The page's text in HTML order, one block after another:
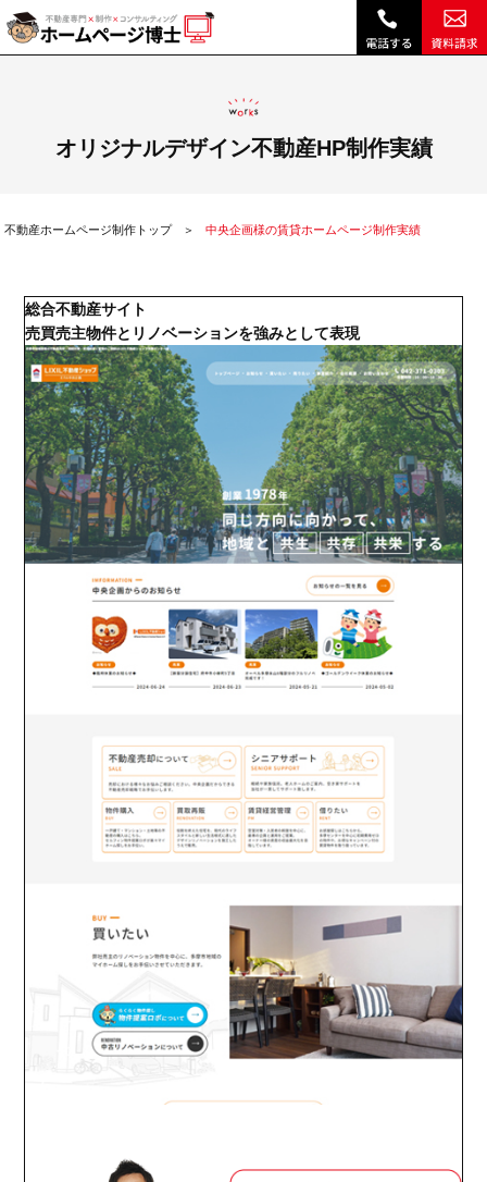
オリジナルデザイン不動産HP制作実績
不動産ホームページ制作トップ 中央企画様の賃貸ホームページ制作実績
総合不動産サイト
売買売主物件とリノベーションを強みとして表現